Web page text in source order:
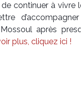
continuer à vivre
après
plus, cliquez ici !